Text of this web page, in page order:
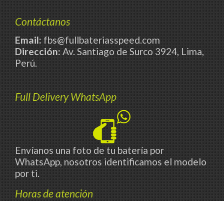
Contáctanos
Email: fbs@fullbateriasspeed.com
Dirección:Av. Santiago de Surco 3924, Lima,
Perú.
Full Delivery WhatsApp
Envíanos una foto de tu batería por
WhatsApp, nosotros identificamos el modelo
por ti.
Horas de atención